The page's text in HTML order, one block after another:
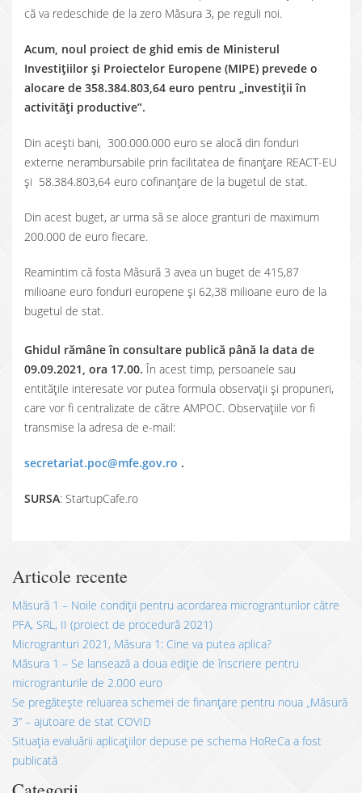
că va redeschide de la zero Măsura 3, pe reguli noi.
Acum, noul proiect de ghid emis de Ministerul
Investițiilor și Proiectelor Europene (MIPE) prevede o
alocare de 358.384.803,64 euro pentru „investiții în
activități productive”.
Din acești bani, 300.000.000 euro se alocă din fonduri
externe nerambursabile prin facilitatea de finanțare REACT-EU
și 58.384.803,64 euro cofinanțare de la bugetul de stat.
Din acest buget, ar urma să se aloce granturi de maximum
200.000 de euro fiecare.
Reamintim că fosta Măsură 3 avea un buget de 415,87
milioane euro fonduri europene și 62,38 milioane euro de la
bugetul de stat.
Ghidul rămâne în consultare publică până la data de
09.09.2021, ora 17.00. În acest timp, persoanele sau
entitățile interesate vor putea formula observații și propuneri,
care vor fi centralizate de către AMPOC. Observațiile vor fi
transmise la adresa de e-mail:
secretariat.poc@mfe.gov.ro .
SURSA: StartupCafe.ro
Articole recente
Măsură 1 – Noile condiții pentru acordarea microgranturilor către
PFA, SRL, II (proiect de procedură 2021)
Microgranturi 2021, Măsura 1: Cine va putea aplica?
Măsura 1 – Se lansează a doua ediție de înscriere pentru
microgranturile de 2.000 euro
Se pregătește reluarea schemei de finanțare pentru noua „Măsură
3” – ajutoare de stat COVID
Situația evaluării aplicațiilor depuse pe schema HoReCa a fost
publicată